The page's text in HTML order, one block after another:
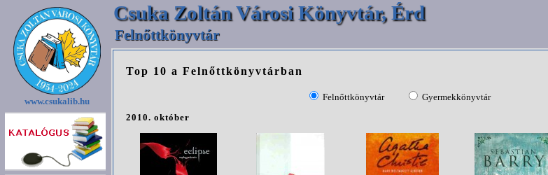
Csuka Zoltán Városi Könyvtár, Érd
Felnőttkönyvtár
www.csukalib.hu
Top 10 a Felnőttkönyvtárban
Felnőttkönyvtár
Gyermekkönyvtár
2010. október